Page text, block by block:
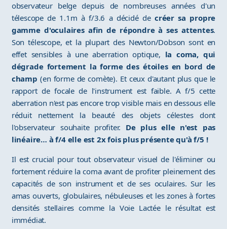
observateur belge depuis de nombreuses années d'un
télescope de 1.1m à f/3.6 a décidé de créer sa propre
gamme d'oculaires afin de répondre à ses attentes.
Son télescope, et la plupart des Newton/Dobson sont en
effet sensibles à une aberration optique, la coma, qui
dégrade fortement la forme des étoiles en bord de
champ (en forme de comète). Et ceux d'autant plus que le
rapport de focale de l'instrument est faible. A f/5 cette
aberration n'est pas encore trop visible mais en dessous elle
réduit nettement la beauté des objets célestes dont
l'observateur souhaite profiter. De plus elle n'est pas
linéaire… à f/4 elle est 2x fois plus présente qu'à f/5 !
Il est crucial pour tout observateur visuel de l'éliminer ou
fortement réduire la coma avant de profiter pleinement des
capacités de son instrument et de ses oculaires. Sur les
amas ouverts, globulaires, nébuleuses et les zones à fortes
densités stellaires comme la Voie Lactée le résultat est
immédiat.